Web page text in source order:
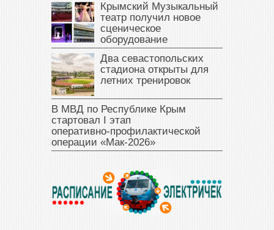
Крымский Музыкальный
театр получил новое
сценическое
оборудование
Два севастопольских
стадиона открыты для
летних тренировок
В МВД по Республике Крым
стартовал I этап
оперативно‑профилактической
операции «Мак‑2026»